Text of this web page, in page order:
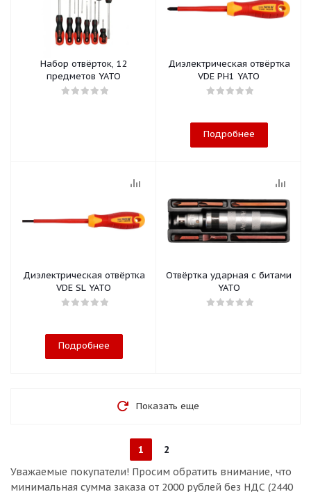
Набор отвёрток, 12
предметов YATO
Диэлектрическая отвёртка
VDE PH1 YATO
Подробнее
Диэлектрическая отвёртка
VDE SL YATO
Подробнее
Отвёртка ударная с битами
YATO
Показать еще
1
2
Уважаемые покупатели! Просим обратить внимание, что
минимальная сумма заказа от 2000 рублей без НДС (2440